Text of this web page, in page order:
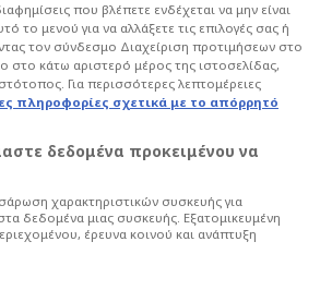
να φτιάξει
Ποιά
που βλέπετε ενδέχεται να μην είναι
το μενού για να αλλάξετε τις επιλογές σας ή
τον σύνδεσμο Διαχείριση προτιμήσεων στο
στο κάτω αριστερό μέρος της ιστοσελίδας,
Για περισσότερες λεπτομέρειες
πληροφορίες σχετικά με το απόρρητό
δεδομένα προκειμένου να
χαρακτηριστικών συσκευής για
δεδομένα μιας συσκευής. Εξατομικευμένη
έρευνα κοινού και ανάπτυξη